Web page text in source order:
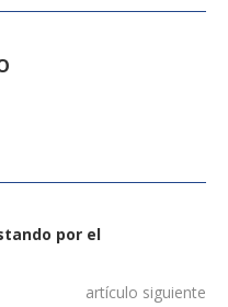
por el
artículo siguiente